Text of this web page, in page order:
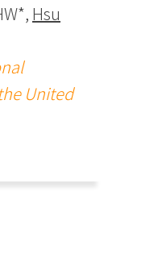
Hsu
United